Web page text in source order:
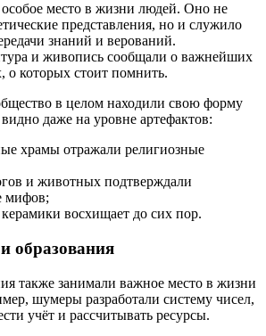
место в жизни людей. Оно не
представления, но и служило
знаний и верований.
и живопись сообщали о важнейших
о которых стоит помнить.
в целом находили свою форму
даже на уровне артефактов:
храмы отражали религиозные
и животных подтверждали
мифов;
восхищает до сих пор.
образования
также занимали важное место в жизни
шумеры разработали систему чисел,
учёт и рассчитывать ресурсы.